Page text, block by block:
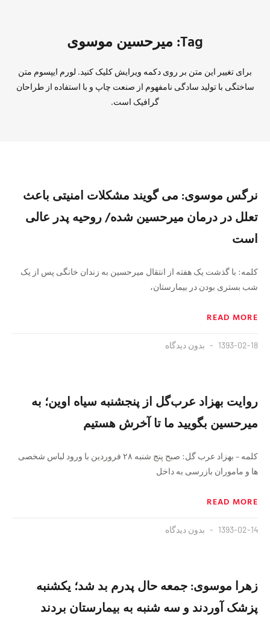
Tag: میرحسین موسوی
برای تغییر این متن بر روی دکمه ویرایش کلیک کنید. لورم ایپسوم متن
ساختگی با تولید سادگی نامفهوم از صنعت چاپ و با استفاده از طراحان
گرافیک است.
نرگس موسوی: می گویند مشکلات امنیتی باعث
تعلل در درمان میرحسین شده/ روحیه پدر عالی
است
کلمه: با گذشت یک هفته از انتقال میرحسین به زندان خانگی پس از یک
شب بستری بودن در بیمارستان،
READ MORE
1393-02-18 بدون دیدگاه
روایت بهزاد عرب‌گل از پنجشنبه سیاه اوین؛ به
میرحسین بگویید ما تا آخرش هستیم
کلمه – بهزاد عرب گل: صبح پنج شنبه ۲۸ فروردین با ورود لباس شخصی
ها و ماموران بازرسی به داخل
READ MORE
1393-02-14 بدون دیدگاه
زهرا موسوی: جمعه حال پدرم بد شد؛ یکشنبه
پزشک آوردند و سه شنبه به بیمارستان بردند